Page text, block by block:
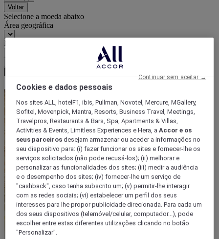
Voltar
Selecione a moeda abaixo
Área geográfica
Moeda
Cookies e dados pessoais
Nos sites ALL, hotelF1, ibis, Pullman, Novotel, Mercure, MGallery,
Sofitel, Movenpick, Mantra, Resorts, Business Travel, Meetings,
Travelpros, Restaurants & Bars, Spa, Apartments & Villas,
Activities & Events, Limitless Experiences e Hera, aAccor e os
seus parceiros desejam armazenar ou aceder a informações no
seu dispositivo para: (i) fazer funcionar os sites e fornecer-lhe os
serviços solicitados (não pode recusá-los); (ii) melhorar e
personalizar as funcionalidades dos sites; (iii) medir a audiência
e o desempenho dos sites; (iv) fornecer-lhe um serviço de
"cashback", caso tenha subscrito um; (v) permitir-lhe interagir
com as redes sociais; (vi) estabelecer um perfil dos seus
interesses para lhe propor publicidade direcionada. Para cada um
dos seus dispositivos (telemóvel/celular, computador...), pode
escolher entre estas diferentes utilizações clicando no botão
"Personalizar".
Continuar sem aceitar →